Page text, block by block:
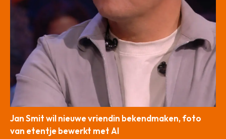
Jan Smit wil nieuwe vriendin bekendmaken, foto
van etentje bewerkt met AI